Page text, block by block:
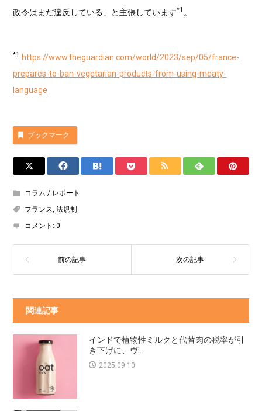
政令はまだ違反している」と主張しています*1 。
*1 https://www.theguardian.com/world/2023/sep/05/france-
prepares-to-ban-vegetarian-products-from-using-meaty-
language
ブックマーク
コラム / レポート
フランス,法規制
コメント:0
関連記事
インドで植物性ミルクと代替肉の税率が引
き下げに、ヴ...
2025.09.10